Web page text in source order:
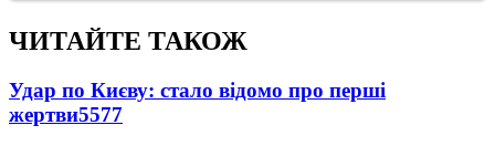
ЧИТАЙТЕ ТАКОЖ
Удар по Києву: стало відомо про перші
жертви5577